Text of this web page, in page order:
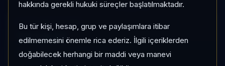
hakkında gerekli hukuki süreçler başlatılmaktadır.
Bu tür kişi, hesap, grup ve paylaşımlara itibar
edilmemesini önemle rica ederiz. İlgili içeriklerden
doğabilecek herhangi bir maddi veya manevi
KATEGORI KONUMU
781/931
Momentum bazlı kategori içi sıra